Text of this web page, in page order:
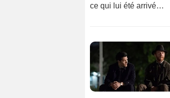
ce qui lui été arrivé…